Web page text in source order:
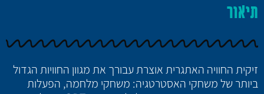
תיאור
זיקית החוויה האתגרית אוצרת עבורך את מגוון החוויות הגדול
ביותר של משחקי האסטרטגיה: משחקי מלחמה, הפעלות